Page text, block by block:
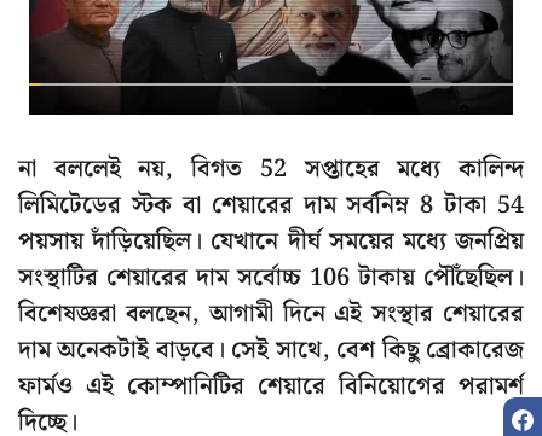
না বললেই নয়, বিগত 52 সপ্তাহের মধ্যে কালিন্দ
লিমিটেডের স্টক বা শেয়ারের দাম সর্বনিম্ন 8 টাকা 54
পয়সায় দাঁড়িয়েছিল। যেখানে দীর্ঘ সময়ের মধ্যে জনপ্রিয়
সংস্থাটির শেয়ারের দাম সর্বোচ্চ 106 টাকায় পৌঁছেছিল।
বিশেষজ্ঞরা বলছেন, আগামী দিনে এই সংস্থার শেয়ারের
দাম অনেকটাই বাড়বে। সেই সাথে, বেশ কিছু ব্রোকারেজ
ফার্মও এই কোম্পানিটির শেয়ারে বিনিয়োগের পরামর্শ
দিচ্ছে।